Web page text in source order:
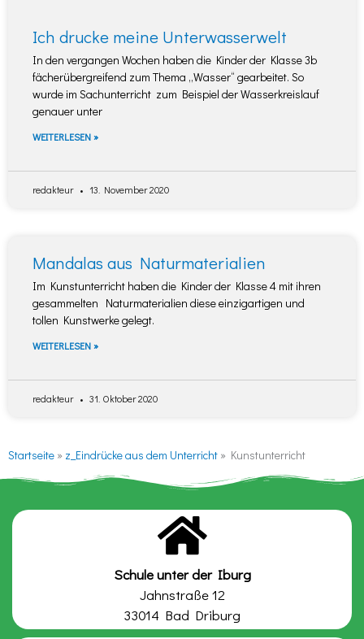
Ich drucke meine Unterwasserwelt
In den vergangen Wochen haben die Kinder der Klasse 3b
fächerübergreifend zum Thema „Wasser“ gearbeitet. So
wurde im Sachunterricht zum Beispiel der Wasserkreislauf
genauer unter
WEITERLESEN »
redakteur 13. November 2020
Mandalas aus Naturmaterialien
Im Kunstunterricht haben die Kinder der Klasse 4 mit ihren
gesammelten Naturmaterialien diese einzigartigen und
tollen Kunstwerke gelegt.
WEITERLESEN »
redakteur 31. Oktober 2020
Startseite » z_Eindrücke aus dem Unterricht » Kunstunterricht
Schule unter der Iburg
Jahnstraße 12
33014 Bad Driburg